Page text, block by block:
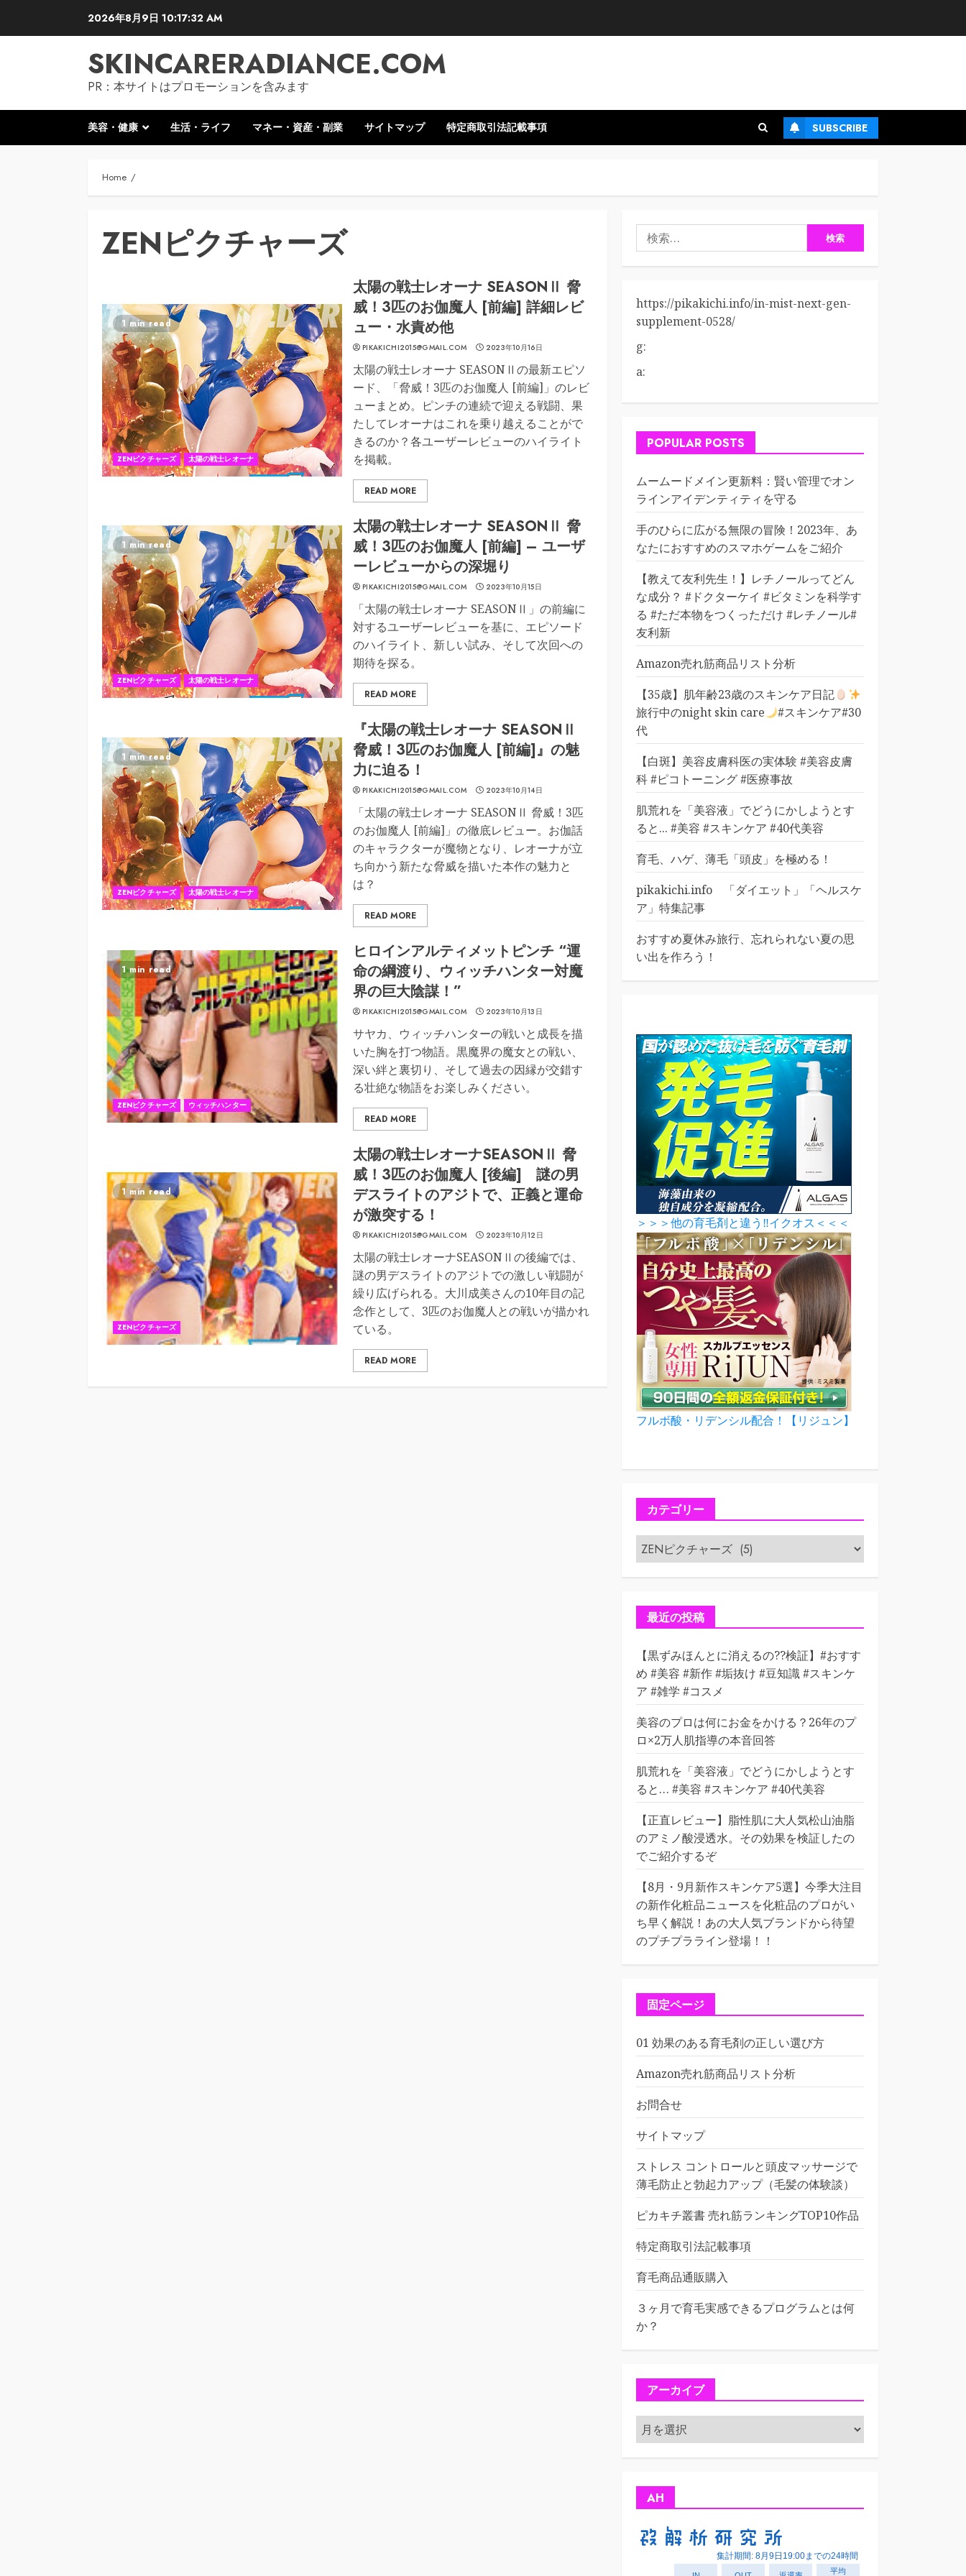
2026年8月9日 10:17:33 AM
SKINCARERADIANCE.COM
PR：本サイトはプロモーションを含みます
美容・健康 生活・ライフ マネー・資産・副業 サイトマップ 特定商取引法記載事項 SUBSCRIBE
Home
ZENピクチャーズ
1 min read
ZENピクチャーズ 太陽の戦士レオーナ
太陽の戦士レオーナ SEASONⅡ 脅
威！3匹のお伽魔人 [前編] 詳細レビ
ュー・水責め他
PIKAKICHI2015@GMAIL.COM 2023年10月16日
太陽の戦士レオーナ SEASONⅡの最新エピソ
ード、「脅威！3匹のお伽魔人 [前編]」のレビ
ューまとめ。ピンチの連続で迎える戦闘、果
たしてレオーナはこれを乗り越えることがで
きるのか？各ユーザーレビューのハイライト
を掲載。
READ MORE
1 min read
ZENピクチャーズ 太陽の戦士レオーナ
太陽の戦士レオーナ SEASONⅡ 脅
威！3匹のお伽魔人 [前編] – ユーザ
ーレビューからの深堀り
PIKAKICHI2015@GMAIL.COM 2023年10月15日
「太陽の戦士レオーナ SEASONⅡ」の前編に
対するユーザーレビューを基に、エピソード
のハイライト、新しい試み、そして次回への
期待を探る。
READ MORE
1 min read
ZENピクチャーズ 太陽の戦士レオーナ
『太陽の戦士レオーナ SEASONⅡ
脅威！3匹のお伽魔人 [前編]』の魅
力に迫る！
PIKAKICHI2015@GMAIL.COM 2023年10月14日
「太陽の戦士レオーナ SEASONⅡ 脅威！3匹
のお伽魔人 [前編]」の徹底レビュー。お伽話
のキャラクターが魔物となり、レオーナが立
ち向かう新たな脅威を描いた本作の魅力と
は？
READ MORE
1 min read
ZENピクチャーズ ウィッチハンター
ヒロインアルティメットピンチ “運
命の綱渡り、ウィッチハンター対魔
界の巨大陰謀！”
PIKAKICHI2015@GMAIL.COM 2023年10月13日
サヤカ、ウィッチハンターの戦いと成長を描
いた胸を打つ物語。黒魔界の魔女との戦い、
深い絆と裏切り、そして過去の因縁が交錯す
る壮絶な物語をお楽しみください。
READ MORE
1 min read
ZENピクチャーズ
太陽の戦士レオーナSEASONⅡ 脅
威！3匹のお伽魔人 [後編] 謎の男
デスライトのアジトで、正義と運命
が激突する！
PIKAKICHI2015@GMAIL.COM 2023年10月12日
太陽の戦士レオーナSEASONⅡの後編では、
謎の男デスライトのアジトでの激しい戦闘が
繰り広げられる。大川成美さんの10年目の記
念作として、3匹のお伽魔人との戦いが描かれ
ている。
READ MORE
検
索:
https://pikakichi.info/in-mist-next-gen-
supplement-0528/
g:
a:
POPULAR POSTS
ムームードメイン更新料：賢い管理でオン
ラインアイデンティティを守る
手のひらに広がる無限の冒険！2023年、あ
なたにおすすめのスマホゲームをご紹介
【教えて友利先生！】レチノールってどん
な成分？ #ドクターケイ #ビタミンを科学す
る #ただ本物をつくっただけ #レチノール#
友利新
Amazon売れ筋商品リスト分析
【35歳】肌年齢23歳のスキンケア日記
旅行中のnight skin care
#スキンケア#30
代
【白斑】美容皮膚科医の実体験 #美容皮膚
科 #ピコトーニング #医療事故
肌荒れを「美容液」でどうにかしようとす
ると... #美容 #スキンケア #40代美容
育毛、ハゲ、薄毛「頭皮」を極める！
pikakichi.info 「ダイエット」「ヘルスケ
ア」特集記事
おすすめ夏休み旅行、忘れられない夏の思
い出を作ろう！
＞＞＞他の育毛剤と違う‼イクオス＜＜＜
フルボ酸・リデンシル配合！【リジュン】
カテゴリー
カ
テ
ゴ
ー最近の投稿
【黒ずみほんとに消えるの??検証】#おすす
め #美容 #新作 #垢抜け #豆知識 #スキンケ
ア #雑学 #コスメ
美容のプロは何にお金をかける？26年のプ
ロ×2万人肌指導の本音回答
肌荒れを「美容液」でどうにかしようとす
ると… #美容 #スキンケア #40代美容
【正直レビュー】脂性肌に大人気松山油脂
のアミノ酸浸透水。その効果を検証したの
でご紹介するぞ
【8月・9月新作スキンケア5選】今季大注目
の新作化粧品ニュースを化粧品のプロがい
ち早く解説！あの大人気ブランドから待望
のプチプラライン登場！！
固定ページ
01 効果のある育毛剤の正しい選び方
Amazon売れ筋商品リスト分析
お問合せ
サイトマップ
ストレス コントロールと頭皮マッサージで
薄毛防止と勃起力アップ（毛髪の体験談）
ピカキチ叢書 売れ筋ランキングTOP10作品
特定商取引法記載事項
育毛商品通販購入
３ヶ月で育毛実感できるプログラムとは何
か？
アーカイブ
ア
ー
カ
AH